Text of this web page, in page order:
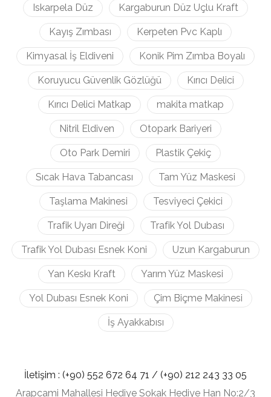
Iskarpela Düz Kargaburun Düz Uçlu Kraft
Kayış Zımbası Kerpeten Pvc Kaplı
Kimyasal İş Eldiveni Konik Pim Zımba Boyalı
Koruyucu Güvenlik Gözlüğü Kırıcı Delici
Kırıcı Delici Matkap makita matkap
Nitril Eldiven Otopark Bariyeri
Oto Park Demiri Plastik Çekiç
Sıcak Hava Tabancası Tam Yüz Maskesi
Taşlama Makinesi Tesviyeci Çekici
Trafik Uyarı Direği Trafik Yol Dubası
Trafik Yol Dubası Esnek Koni Uzun Kargaburun
Yan Keskı Kraft Yarım Yüz Maskesi
Yol Dubası Esnek Koni Çim Biçme Makinesi
İş Ayakkabısı
İletişim : (+90) 552 672 64 71 / (+90) 212 243 33 05
Arapcami Mahallesi Hediye Sokak Hediye Han No:2/3